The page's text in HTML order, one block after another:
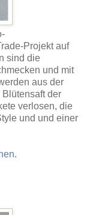
Projekt auf
sind die
und mit
aus der
der
verlosen, die
und und einer
.